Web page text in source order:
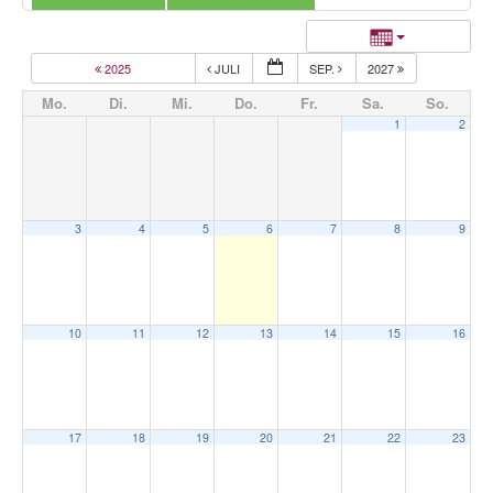
2025 JULI SEP. 2027
Mo. Di. Mi. Do. Fr. Sa. So.
1 2
3 4 5 6 7 8 9
10 11 12 13 14 15 16
17 18 19 20 21 22 23